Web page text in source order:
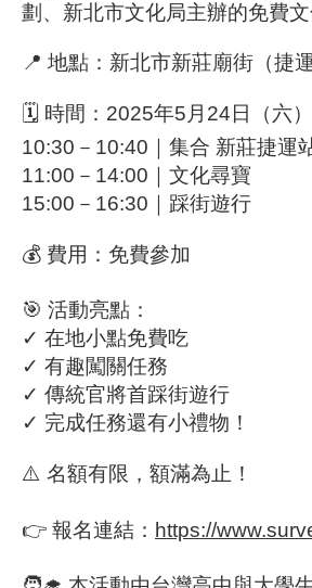
劃、新北市文化局主辦的免費
📍 地點 ：新北市新莊廟街（捷
🗓️ 時間 ：2025年5月24日（六）
10:30－10:40｜集合 新莊捷運
11:00－14:00｜文化尋寶
15:00－16:30｜踩街遊行
💰 費用 ：免費參加
🎯 活動亮點 ：
✓ 在地小點免費吃
✓ 有趣闖關任務
✓ 傳統官將首踩街遊行
✓ 完成任務還有小禮物！
⚠️ 名額有限，額滿為止！
👉 報名連結 ： https://